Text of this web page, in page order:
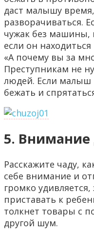
даст малышу
разворачиваться.
чужак без машины,
если он
«А почему вы за
Преступникам не
людей. Если малыш
бежать и
5.
Расскажите чаду,
себе внимание и
громко
приставать к
толкнет товары с
другой шум.